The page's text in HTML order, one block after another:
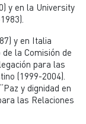
y en la University
y en Italia
la Comisión de
para las
(1999-2004).
y dignidad en
las Relaciones